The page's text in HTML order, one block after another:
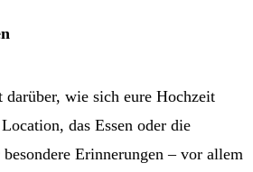
wie sich eure Hochzeit
das Essen oder die
Erinnerungen – vor allem